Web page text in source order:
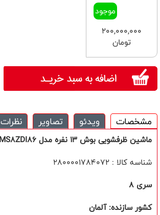
موجود
200,000,000
تومان
مشخصات ویدئو تصاویر نظرات
ماشین ظرفشویی بوش 13 نفره مدل SMS8ZDI86
شناسه کالا : 2800001784072
سری 8
کشور سازنده: آلمان